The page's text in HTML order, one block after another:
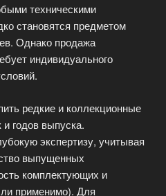
техническими
становятся предметом
Однако продажа
индивидуального
редкие и коллекционные
годов выпуска.
экспертизу, учитывая
выпущенных
комплектующих и
применимо). Для